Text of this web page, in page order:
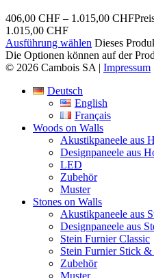
406,00 CHF – 1.015,00 CHF
1.015,00 CHF
Ausführung wählen Dieses
Die Optionen können auf der
© 2026 Cambois SA | Impressum
Deutsch
English
Français
Woods on Walls
Akustikpaneele aus
Designpaneele aus
LED
Zubehör
Muster
Stones on Walls
Akustikpaneele aus
Designpaneele aus
Stein Furnier Classic
Stein Furnier Stick
Zubehör
Muster